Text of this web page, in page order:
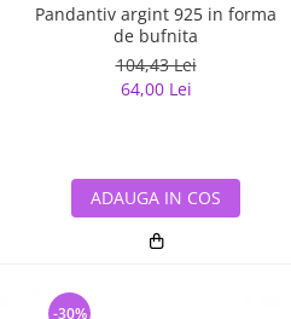
Pandantiv argint 925 in forma
de bufnita
104,43 Lei
64,00 Lei
ADAUGA IN COS
-30%